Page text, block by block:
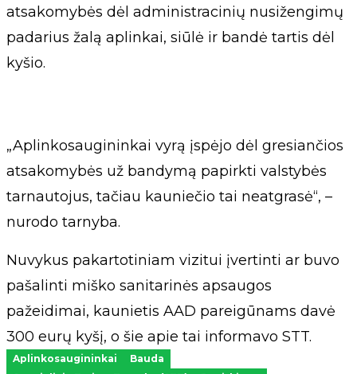
atsakomybės dėl administracinių nusižengimų
padarius žalą aplinkai, siūlė ir bandė tartis dėl
kyšio.
„Aplinkosaugininkai vyrą įspėjo dėl gresiančios
atsakomybės už bandymą papirkti valstybės
tarnautojus, tačiau kauniečio tai neatgrasė“, –
nurodo tarnyba.
Nuvykus pakartotiniam vizitui įvertinti ar buvo
pašalinti miško sanitarinės apsaugos
pažeidimai, kaunietis AAD pareigūnams davė
300 eurų kyšį, o šie apie tai informavo STT.
Aplinkosaugininkai
Bauda